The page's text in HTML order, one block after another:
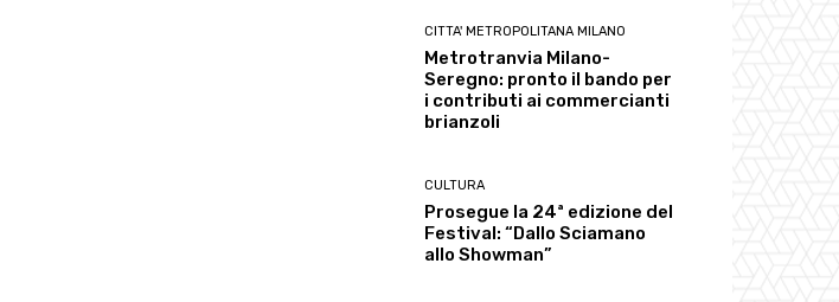
CITTA' METROPOLITANA MILANO
Metrotranvia Milano-
Seregno: pronto il bando per
i contributi ai commercianti
brianzoli
CULTURA
Prosegue la 24ª edizione del
Festival: “Dallo Sciamano
allo Showman”